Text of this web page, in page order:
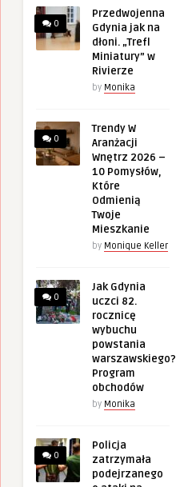
0
Przedwojenna
Gdynia jak na
dłoni. „Trefl
Miniatury” w
Rivierze
by Monika
0
Trendy W
Aranżacji
Wnętrz 2026 –
10 Pomysłów,
Które
Odmienią
Twoje
Mieszkanie
by Monique Keller
0
Jak Gdynia
uczci 82.
rocznicę
wybuchu
powstania
warszawskiego?
Program
obchodów
by Monika
0
Policja
zatrzymała
podejrzanego